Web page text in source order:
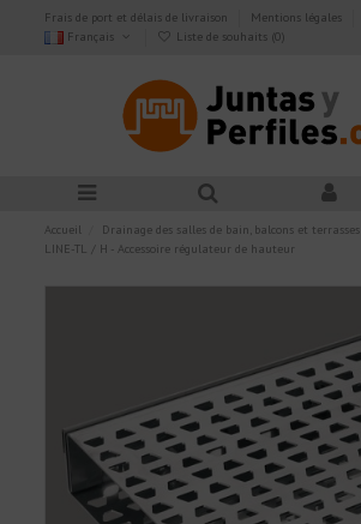
Frais de port et délais de livraison Mentions légales
Français
Liste de souhaits (0)
Accueil Drainage des salles de bain, balcons et terrasses
LINE-TL / H - Accessoire régulateur de hauteur